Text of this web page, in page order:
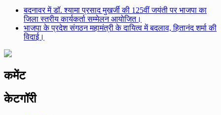
बदनावर में डॉ. श्यामा प्रसाद मुखर्जी की 125वीं जयंती पर भाजपा का
जिला स्तरीय कार्यकर्ता सम्मेलन आयोजित।
भाजपा के प्रदेश संगठन महामंत्री के दायित्व में बदलाव, हितानंद शर्मा की
विदाई।
कमेंट
केटगॉरी